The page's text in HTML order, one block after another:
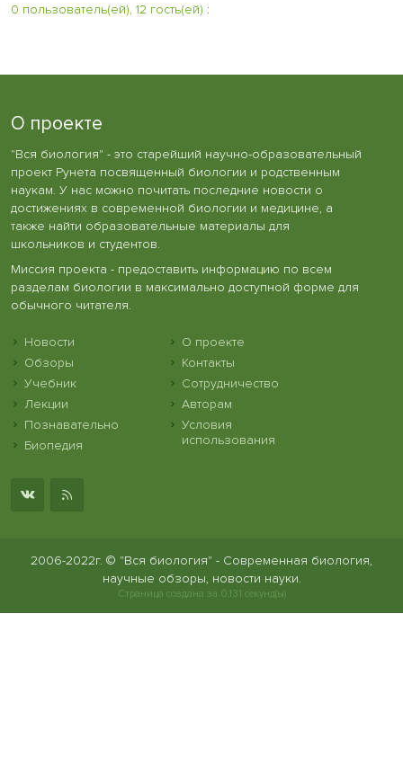
0 пользователь(ей), 12 гость(ей) :
О проекте
"Вся биология" - это старейший научно-образовательный
проект Рунета посвященный биологии и родственным
наукам. У нас можно почитать последние новости о
достижениях в современной биологии и медицине, а
также найти образовательные материалы для
школьников и студентов.
Миссия проекта - предоставить информацию по всем
разделам биологии в максимально доступной форме для
обычного читателя.
Новости
Обзоры
Учебник
Лекции
Познавательно
Биопедия
О проекте
Контакты
Сотрудничество
Авторам
Условия
использования
2006-2022г. © "Вся биология" - Современная биология,
научные обзоры, новости науки.
Страница создана за 0.131 секунд(ы)